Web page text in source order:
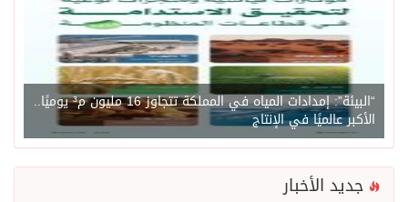
“البيئة”: إمدادات المياه في المملكة تتجاوز 16 مليون م³ يوميًا..
الأكبر عالميًا في الإنتاج
جديد الأخبار